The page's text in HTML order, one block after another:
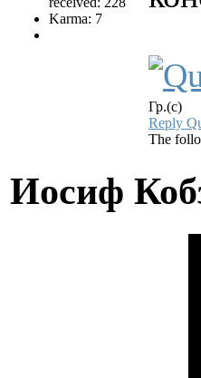
Karma: 7
Гр.(с)
Reply
The
Иосиф